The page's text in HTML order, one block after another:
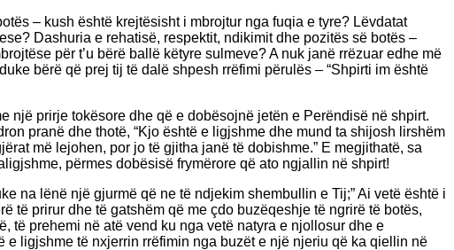
– kush është krejtësisht i mbrojtur nga fuqia e tyre? Lëvdatat
Dashuria e rehatisë, respektit, ndikimit dhe pozitës së botës –
për t’u bërë ballë këtyre sulmeve? A nuk janë rrëzuar edhe më
bërë që prej tij të dalë shpesh rrëfimi përulës – “Shpirti im është
një prirje tokësore dhe që e dobësojnë jetën e Perëndisë në shpirt.
pranë dhe thotë, “Kjo është e ligjshme dhe mund ta shijosh lirshëm
më lejohen, por jo të gjitha janë të dobishme.” E megjithatë, sa
përmes dobësisë frymërore që ato ngjallin në shpirt!
na lënë një gjurmë që ne të ndjekim shembullin e Tij;” Ai vetë është i
të prirur dhe të gatshëm që me çdo buzëqeshje të ngrirë të botës,
të prehemi në atë vend ku nga vetë natyra e njollosur dhe e
ligjshme të nxjerrin rrëfimin nga buzët e një njeriu që ka qiellin në